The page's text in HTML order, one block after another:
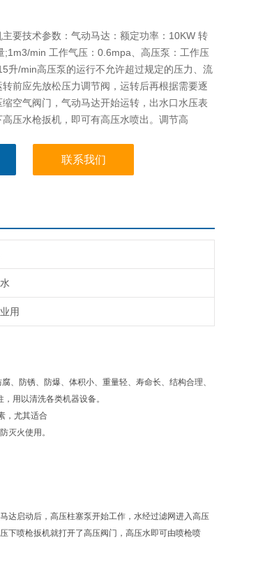
要技术参数：气动马达：额定功率：10KW 转
;1m3/min 工作气压：0.6mpa、高压泵：工作压
升/min高压泵的运行不允许超过规定的压力、流
前应先放松压力调节阀，运转后再根据需要逐
空气阀门，气动马达开始运转，出水口水压表
压水枪扳机，即可有高压水喷出。调节高
联系我们
用
、防锈、防爆、体积小、重量轻、寿命长、结构合理、
用以清洗各类机器设备。
，尤其适合
灭火使用。
达启动后，高压柱塞泵开始工作，水经过滤网进入高压
下喷枪扳机就打开了高压阀门，高压水即可由喷枪喷